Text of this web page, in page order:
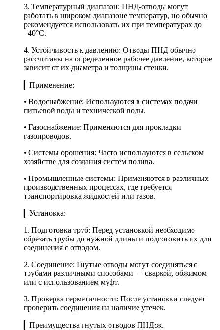
3. Температурный диапазон: ПНД-отводы могут
работать в широком диапазоне температур, но обычно
рекомендуется использовать их при температурах до
+40°C.
4. Устойчивость к давлению: Отводы ПНД обычно
рассчитаны на определенное рабочее давление, которое
зависит от их диаметра и толщины стенки.
▎Применение:
• Водоснабжение: Используются в системах подачи
питьевой воды и технической воды.
• Газоснабжение: Применяются для прокладки
газопроводов.
• Системы орошения: Часто используются в сельском
хозяйстве для создания систем полива.
• Промышленные системы: Применяются в различных
производственных процессах, где требуется
транспортировка жидкостей или газов.
▎Установка:
1. Подготовка труб: Перед установкой необходимо
обрезать трубы до нужной длины и подготовить их для
соединения с отводом.
2. Соединение: Гнутые отводы могут соединяться с
трубами различными способами — сваркой, обжимом
или с использованием муфт.
3. Проверка герметичности: После установки следует
проверить соединения на наличие утечек.
▎Преимущества гнутых отводов ПНД:ж.